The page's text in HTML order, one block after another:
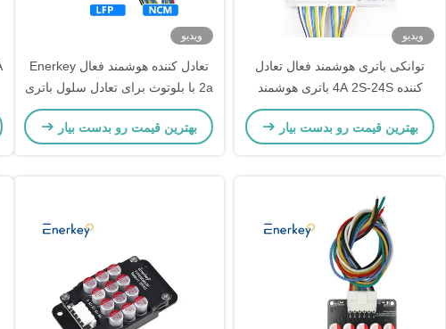
ویدیو
توانکی باتری هوشمند فعال تعادل
کننده 4A 2S-24S باتری هوشمند
تعادل کننده برای دوچرخه برقی
بهترین قیمت رو بدست بیار
ویدیو
تعادل کننده هوشمند فعال Enerkey
2a با بلوتوث برای تعادل سلول باتری
لیتیوم
بهترین قیمت رو بدست بیار